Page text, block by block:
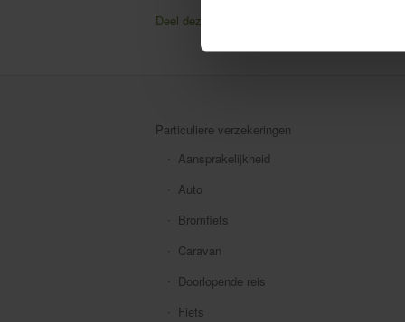
Deel deze pagina
Particuliere verzekeringen
Aansprakelijkheid
Auto
Bromfiets
Caravan
Doorlopende reis
Fiets